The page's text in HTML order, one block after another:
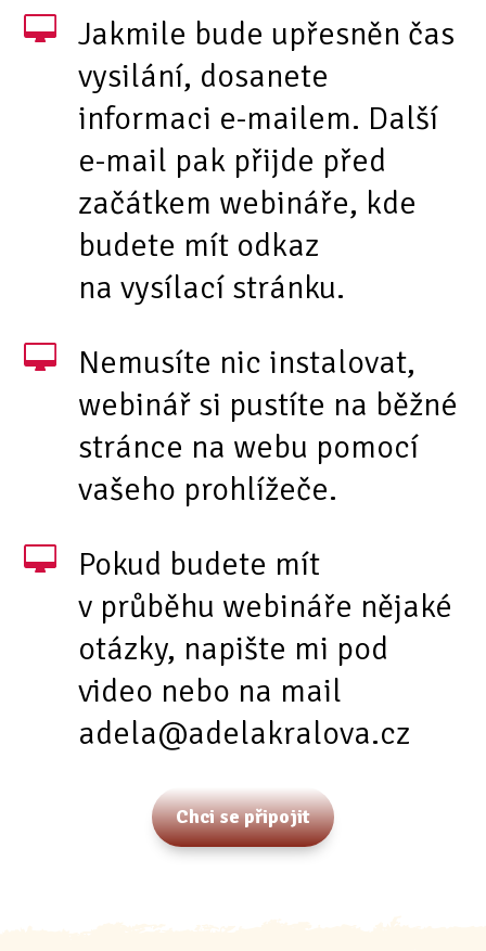
Jakmile bude upřesněn čas
vysilání, dosanete
informaci e-mailem. Další
e-mail pak přijde před
začátkem webináře, kde
budete mít odkaz
na vysílací stránku.
Nemusíte nic instalovat,
webinář si pustíte na běžné
stránce na webu pomocí
vašeho prohlížeče.
Pokud budete mít
v průběhu webináře nějaké
otázky, napište mi pod
video nebo na mail
adela@adelakralova.cz
Chci se připojit